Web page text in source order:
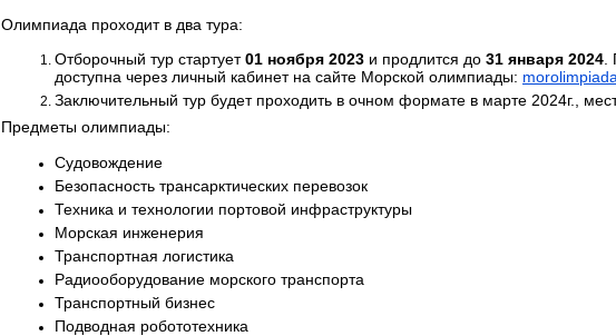
Олимпиада проходит в два тура:
Отборочный тур стартует01 ноября 2023 и продлится до 31 января 2024.
доступна через личный кабинет на сайте Морской олимпиады:
Заключительный тур будет проходить в очном формате в марте 2024г.,
Предметы олимпиады:
Судовождение
Безопасность трансарктических перевозок
Техника и технологии портовой инфраструктуры
Морская инженерия
Транспортная логистика
Радиооборудование морского транспорта
Транспортный бизнес
Подводная робототехника